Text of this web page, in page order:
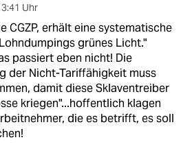
Uhr
CGZP, erhält eine systematische
grünes Licht."
passiert eben nicht! Die
der Nicht-Tariffähigkeit muss
damit diese Sklaventreiber
kriegen"...hoffentlich klagen
die es betrifft, es soll